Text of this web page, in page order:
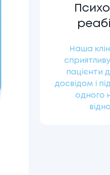
Наша
пацієнти
досвідом і
одного